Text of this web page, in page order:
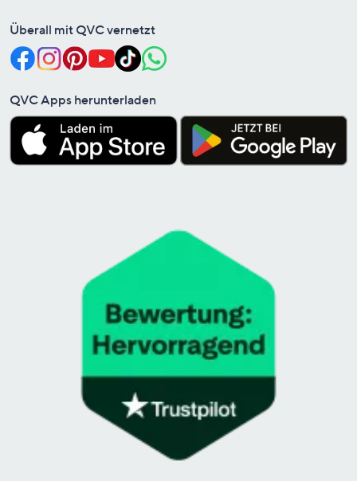
Überall mit QVC vernetzt
QVC Apps herunterladen